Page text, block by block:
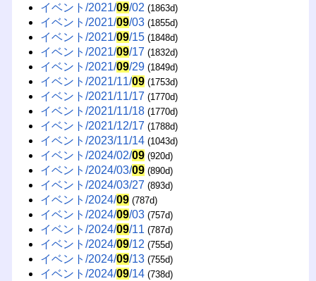
イベント/2021/09/02 (1863d)
イベント/2021/09/03 (1855d)
イベント/2021/09/15 (1848d)
イベント/2021/09/17 (1832d)
イベント/2021/09/29 (1849d)
イベント/2021/11/09 (1753d)
イベント/2021/11/17 (1770d)
イベント/2021/11/18 (1770d)
イベント/2021/12/17 (1788d)
イベント/2023/11/14 (1043d)
イベント/2024/02/09 (920d)
イベント/2024/03/09 (890d)
イベント/2024/03/27 (893d)
イベント/2024/09 (787d)
イベント/2024/09/03 (757d)
イベント/2024/09/11 (787d)
イベント/2024/09/12 (755d)
イベント/2024/09/13 (755d)
イベント/2024/09/14 (738d)